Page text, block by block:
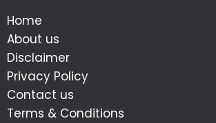
Home
About us
Disclaimer
Privacy Policy
Contact us
Terms & Conditions